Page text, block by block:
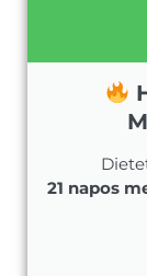
21 napos